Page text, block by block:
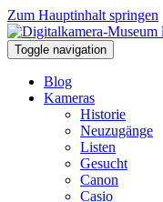
Zum Hauptinhalt springen
Toggle navigation
Blog
Kameras
Historie
Neuzugänge
Listen
Gesucht
Canon
Casio